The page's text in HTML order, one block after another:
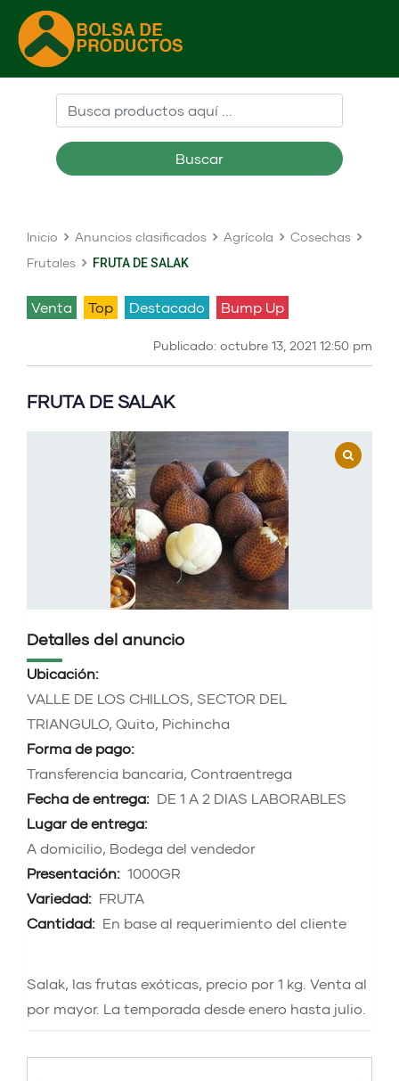
Buscar
Inicio Anuncios clasificados Agrícola
Cosechas
Frutales
FRUTA DE SALAK
venta Top Destacado Bump Up
Publicado: octubre 13, 2021 12:50 pm
FRUTA DE SALAK
Detalles del anuncio
Ubicación:
VALLE DE LOS CHILLOS, SECTOR DEL
TRIANGULO, Quito, Pichincha
Forma de pago:
Transferencia bancaria, Contraentrega
Fecha de entrega: DE 1 A 2 DIAS LABORABLES
Lugar de entrega:
A domicilio, Bodega del vendedor
Presentación: 1000GR
Variedad: FRUTA
Cantidad: En base al requerimiento del cliente
Salak, las frutas exóticas, precio por 1 kg. Venta al
por mayor. La temporada desde enero hasta julio.